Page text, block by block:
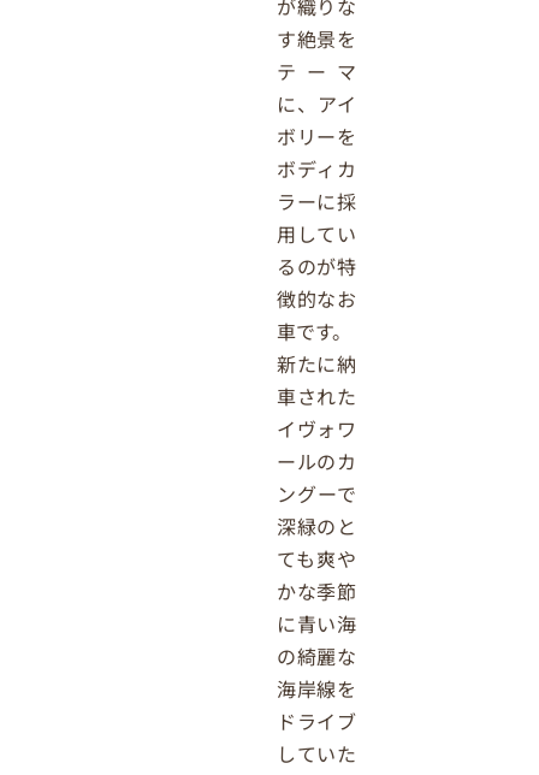
が織りな
す絶景を
テーマ
に、アイ
ボリーを
ボディカ
ラーに採
用してい
るのが特
徴的なお
車です。
新たに納
車された
イヴォワ
ールのカ
ングーで
深緑のと
ても爽や
かな季節
に青い海
の綺麗な
海岸線を
ドライブ
していた